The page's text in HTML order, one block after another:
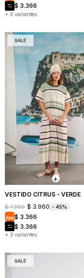
+ 3 variantes
$ 3.366
VESTIDO CITRUS - VERDE
+ 3 variantes
$ 7.200 $ 3.960 45
$ 3.366
$ 3.366